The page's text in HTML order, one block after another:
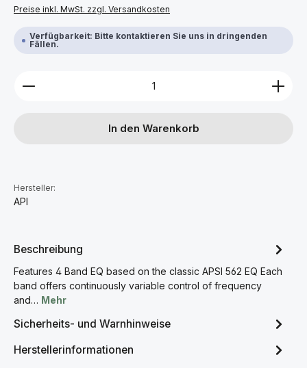
Preise inkl. MwSt. zzgl. Versandkosten
Verfügbarkeit: Bitte kontaktieren Sie uns in dringenden
Fällen.
Produkt Anzahl: Gib den gewünschten Wert ein
In den Warenkorb
Hersteller:
API
Beschreibung
Features 4 Band EQ based on the classic APSI 562 EQ Each
band offers continuously variable control of frequency
and… Mehr
Sicherheits- und Warnhinweise
Herstellerinformationen